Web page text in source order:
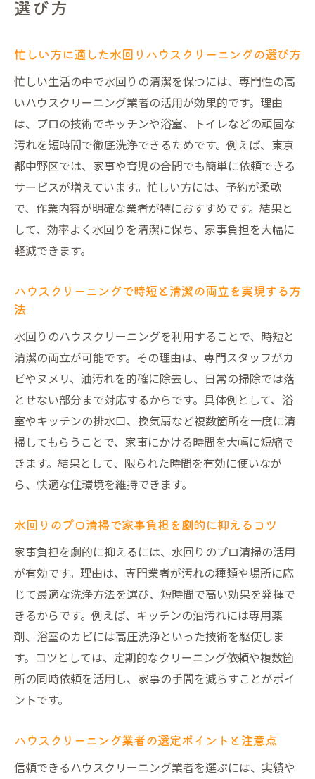
選び方
忙しい方に適した水回りハウスクリーニングの選び方
忙しい生活の中で水回りの清潔を保つには、専門性の高
いハウスクリーニング業者の活用が効果的です。理由
は、プロの技術でキッチンや浴室、トイレなどの頑固な
汚れを短時間で徹底洗浄できるためです。例えば、東京
都中野区では、家事や育児の合間でも簡単に依頼できる
サービスが増えています。忙しい方には、予約が柔軟
で、作業内容が明確な業者が特におすすめです。結果と
して、効率よく水回りを清潔に保ち、家事負担を大幅に
軽減できます。
ハウスクリーニングで時短と清潔の両立を実現する方
法
水回りのハウスクリーニングを利用することで、時短と
清潔の両立が可能です。その理由は、専門スタッフがカ
ビやヌメリ、油汚れを的確に除去し、日常の掃除では落
とせない部分まで対応するからです。具体例として、浴
室やキッチンの排水口、換気扇など複数箇所を一度に清
掃してもらうことで、家事にかける時間を大幅に短縮で
きます。結果として、限られた時間を有効に使いなが
ら、快適な住環境を維持できます。
水回りのプロ清掃で家事負担を劇的に抑えるコツ
家事負担を劇的に抑えるには、水回りのプロ清掃の活用
が有効です。理由は、専門業者が汚れの種類や場所に応
じて最適な洗浄方法を選び、短時間で高い効果を発揮で
きるからです。例えば、キッチンの油汚れには専用薬
剤、浴室のカビには高圧洗浄といった技術を駆使しま
す。コツとしては、定期的なクリーニング依頼や複数箇
所の同時依頼を活用し、家事の手間を減らすことがポイ
ントです。
ハウスクリーニング業者の選定ポイントと注意点
信頼できるハウスクリーニング業者を選ぶには、実績や